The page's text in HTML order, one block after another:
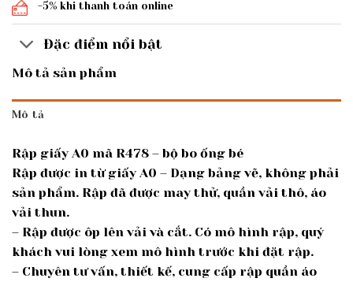
-5% khi thanh toán online
Đặc điểm nổi bật
Mô tả sản phẩm
Mô tả
Rập giấy A0 mã R478 – bộ bo ống bé
Rập được in từ giấy A0 – Dạng bảng vẽ, không phải
sản phẩm. Rập đã được may thử, quần vải thô, áo
vải thun.
– Rập được ôp lên vải và cắt. Có mô hình rập, quý
khách vui lòng xem mô hình trước khi đặt rập.
– Chuyên tư vấn, thiết kế, cung cấp rập quần áo